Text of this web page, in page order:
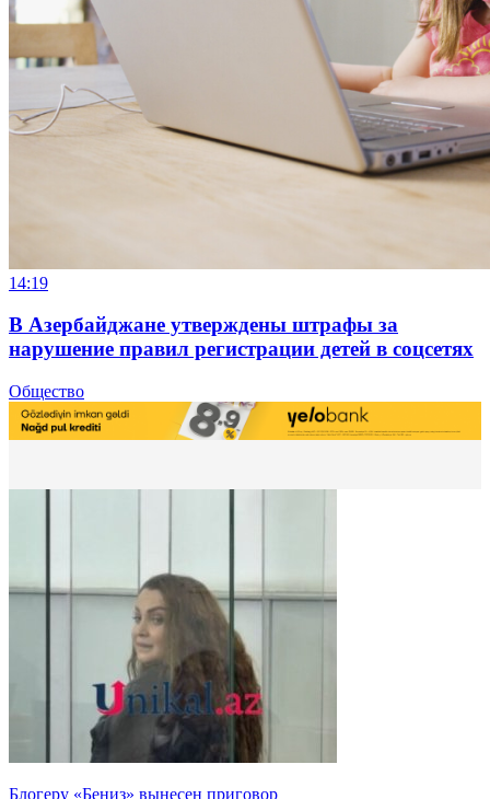
14:19
В Азербайджане утверждены штрафы за
нарушение правил регистрации детей в соцсетях
Общество
Блогеру «Бениз» вынесен приговор